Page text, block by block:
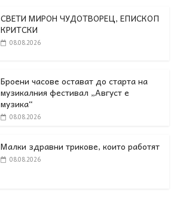
СВЕТИ МИРОН ЧУДОТВОРЕЦ, ЕПИСКОП
КРИТСКИ
08.08.2026
Броени часове остават до старта на
музикалния фестивал „Август е
музика“
08.08.2026
Малки здравни трикове, които работят
08.08.2026